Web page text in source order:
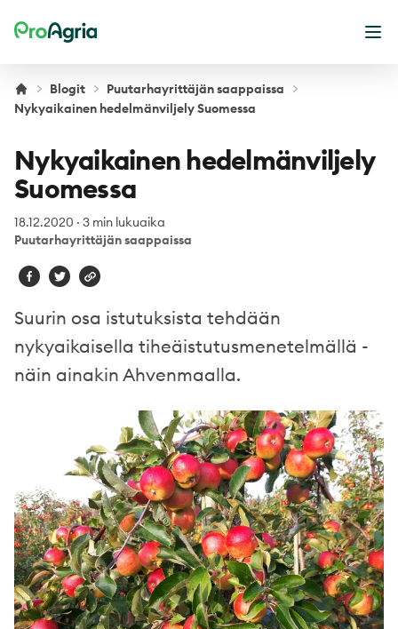
ProAgria
Blogit
Puutarhayrittäjän saappaissa
Nykyaikainen hedelmänviljely Suomessa
Nykyaikainen hedelmänviljely
Suomessa
18.12.2020 · 3 min lukuaika
Puutarhayrittäjän saappaissa
Suurin osa istutuksista tehdään
nykyaikaisella tiheäistutusmenetelmällä -
näin ainakin Ahvenmaalla.